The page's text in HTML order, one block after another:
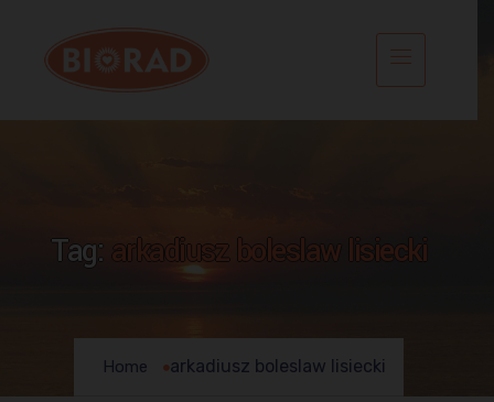
Tag: arkadiusz boleslaw lisiecki
Home arkadiusz boleslaw lisiecki